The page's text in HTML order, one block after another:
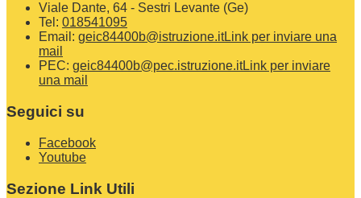
Viale Dante, 64 - Sestri Levante (Ge)
Tel: 018541095
Email: geic84400b@istruzione.itLink per inviare una
mail
PEC: geic84400b@pec.istruzione.itLink per inviare
una mail
Seguici su
Facebook
Youtube
Sezione Link Utili